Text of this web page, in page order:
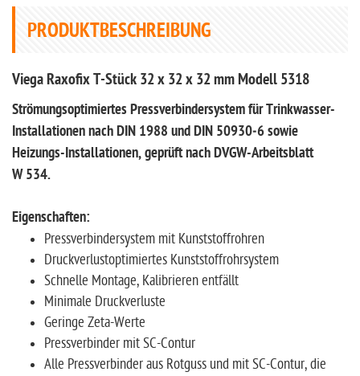
PRODUKTBESCHREIBUNG
Viega Raxofix T-Stück 32 x 32 x 32 mm Modell 5318
Strömungsoptimiertes Pressverbindersystem für Trinkwasser-
Installationen nach DIN 1988 und DIN 50930‑6 sowie
Heizungs-Installationen, geprüft nach DVGW-Arbeitsblatt
W 534.
Eigenschaften:
Pressverbindersystem mit Kunststoffrohren
Druckverlustoptimiertes Kunststoffrohrsystem
Schnelle Montage, Kalibrieren entfällt
Minimale Druckverluste
Geringe Zeta-Werte
Pressverbinder mit SC-Contur
Alle Pressverbinder aus Rotguss und mit SC-Contur, die